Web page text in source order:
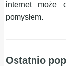
internet może
pomysłem.
Ostatnio